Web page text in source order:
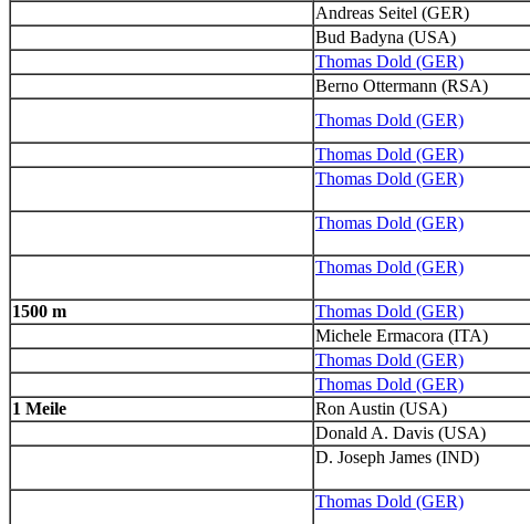
Andreas Seitel (GER)
Bud Badyna (USA)
Thomas Dold (GER)
Berno Ottermann (RSA)
Thomas Dold (GER)
Thomas Dold (GER)
Thomas Dold (GER)
Thomas Dold (GER)
Thomas Dold (GER)
1500 m Thomas Dold (GER)
Michele Ermacora (ITA)
Thomas Dold (GER)
Thomas Dold (GER)
1 Meile
Ron Austin (USA)
Donald A. Davis (USA)
D. Joseph James (IND)
Thomas Dold (GER)